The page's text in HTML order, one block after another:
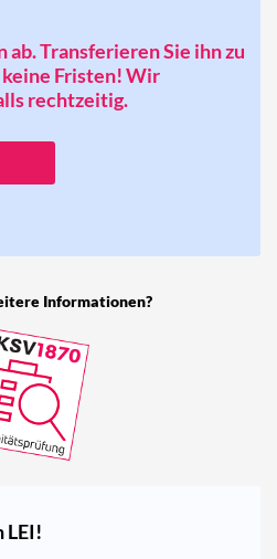
ab. Transferieren Sie ihn zu
keine Fristen! Wir
rechtzeitig.
Informationen?
LEI!